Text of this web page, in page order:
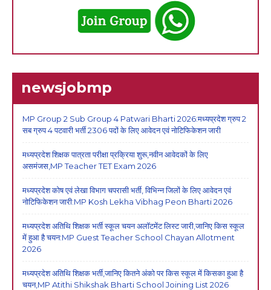
newsjobmp
MP Group 2 Sub Group 4 Patwari Bharti 2026:मध्यप्रदेश ग्रुप 2
सब ग्रुप 4 पटवारी भर्ती 2306 पदों के लिए आवेदन एवं नोटिफिकेशन जारी
मध्यप्रदेश शिक्षक पात्रता परीक्षा प्रक्रिया शुरू,नवीन आवेदकों के लिए
असमंजस,MP Teacher TET Exam 2026
मध्यप्रदेश कोष एवं लेखा विभाग चपरासी भर्ती, विभिन्न जिलों के लिए आवेदन एवं
नोटिफिकेशन जारी:MP Kosh Lekha Vibhag Peon Bharti 2026
मध्यप्रदेश अतिथि शिक्षक भर्ती स्कूल चयन अलॉटमेंट लिस्ट जारी,जानिए किस स्कूल
में हुआ है चयन:MP Guest Teacher School Chayan Allotment
2026
मध्यप्रदेश अतिथि शिक्षक भर्ती,जानिए कितने अंको पर किस स्कूल में किसका हुआ है
चयन,MP Atithi Shikshak Bharti School Joining List 2026